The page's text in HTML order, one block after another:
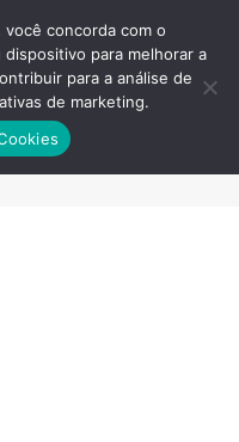
– VALOR,
◀️
você concorda com o
para melhorar a
para a análise de
de marketing.